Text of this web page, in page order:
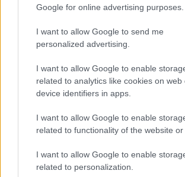
Google for online advertising purposes.
I want to allow Google to send me
personalized advertising.
I want to allow Google to enable
related to analytics like cookies on web
device identifiers in apps.
I want to allow Google to enable
related to functionality of the website or
I want to allow Google to enable
related to personalization.
I giorni che anticipano l’inizio del
o meno importanti: c’è lo studio
Fantacalcio ma soprattutto
propria squadra del cuore. C’è chi
“sparuta minoranza” di laziali che
confermato senza lasciarsi
scontro tra Lotito e i tifosi